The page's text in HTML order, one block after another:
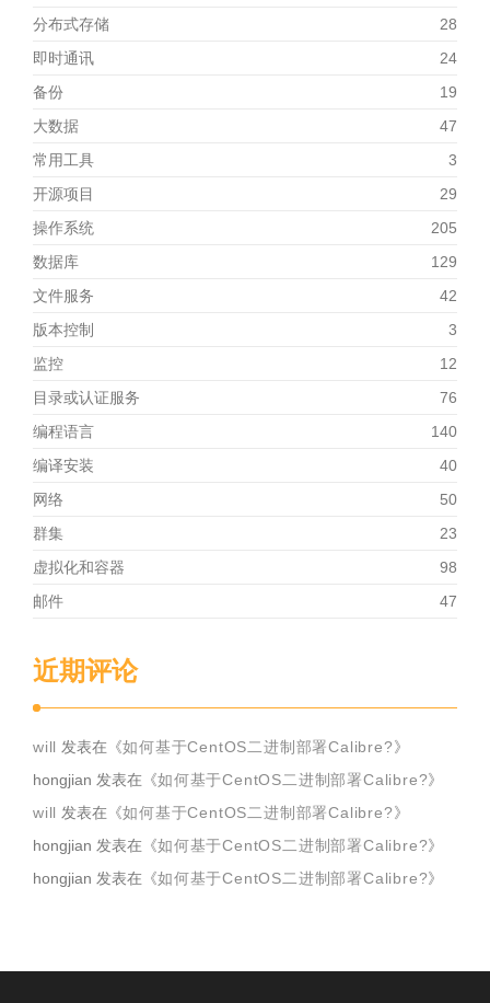
分布式存储
28
即时通讯
24
备份
19
大数据
47
常用工具
3
开源项目
29
操作系统
205
数据库
129
文件服务
42
版本控制
3
监控
12
目录或认证服务
76
编程语言
140
编译安装
40
网络
50
群集
23
虚拟化和容器
98
邮件
47
近期评论
will 发表在《如何基于CentOS二进制部署Calibre?》
hongjian 发表在《如何基于CentOS二进制部署Calibre?》
will 发表在《如何基于CentOS二进制部署Calibre?》
hongjian 发表在《如何基于CentOS二进制部署Calibre?》
hongjian 发表在《如何基于CentOS二进制部署Calibre?》